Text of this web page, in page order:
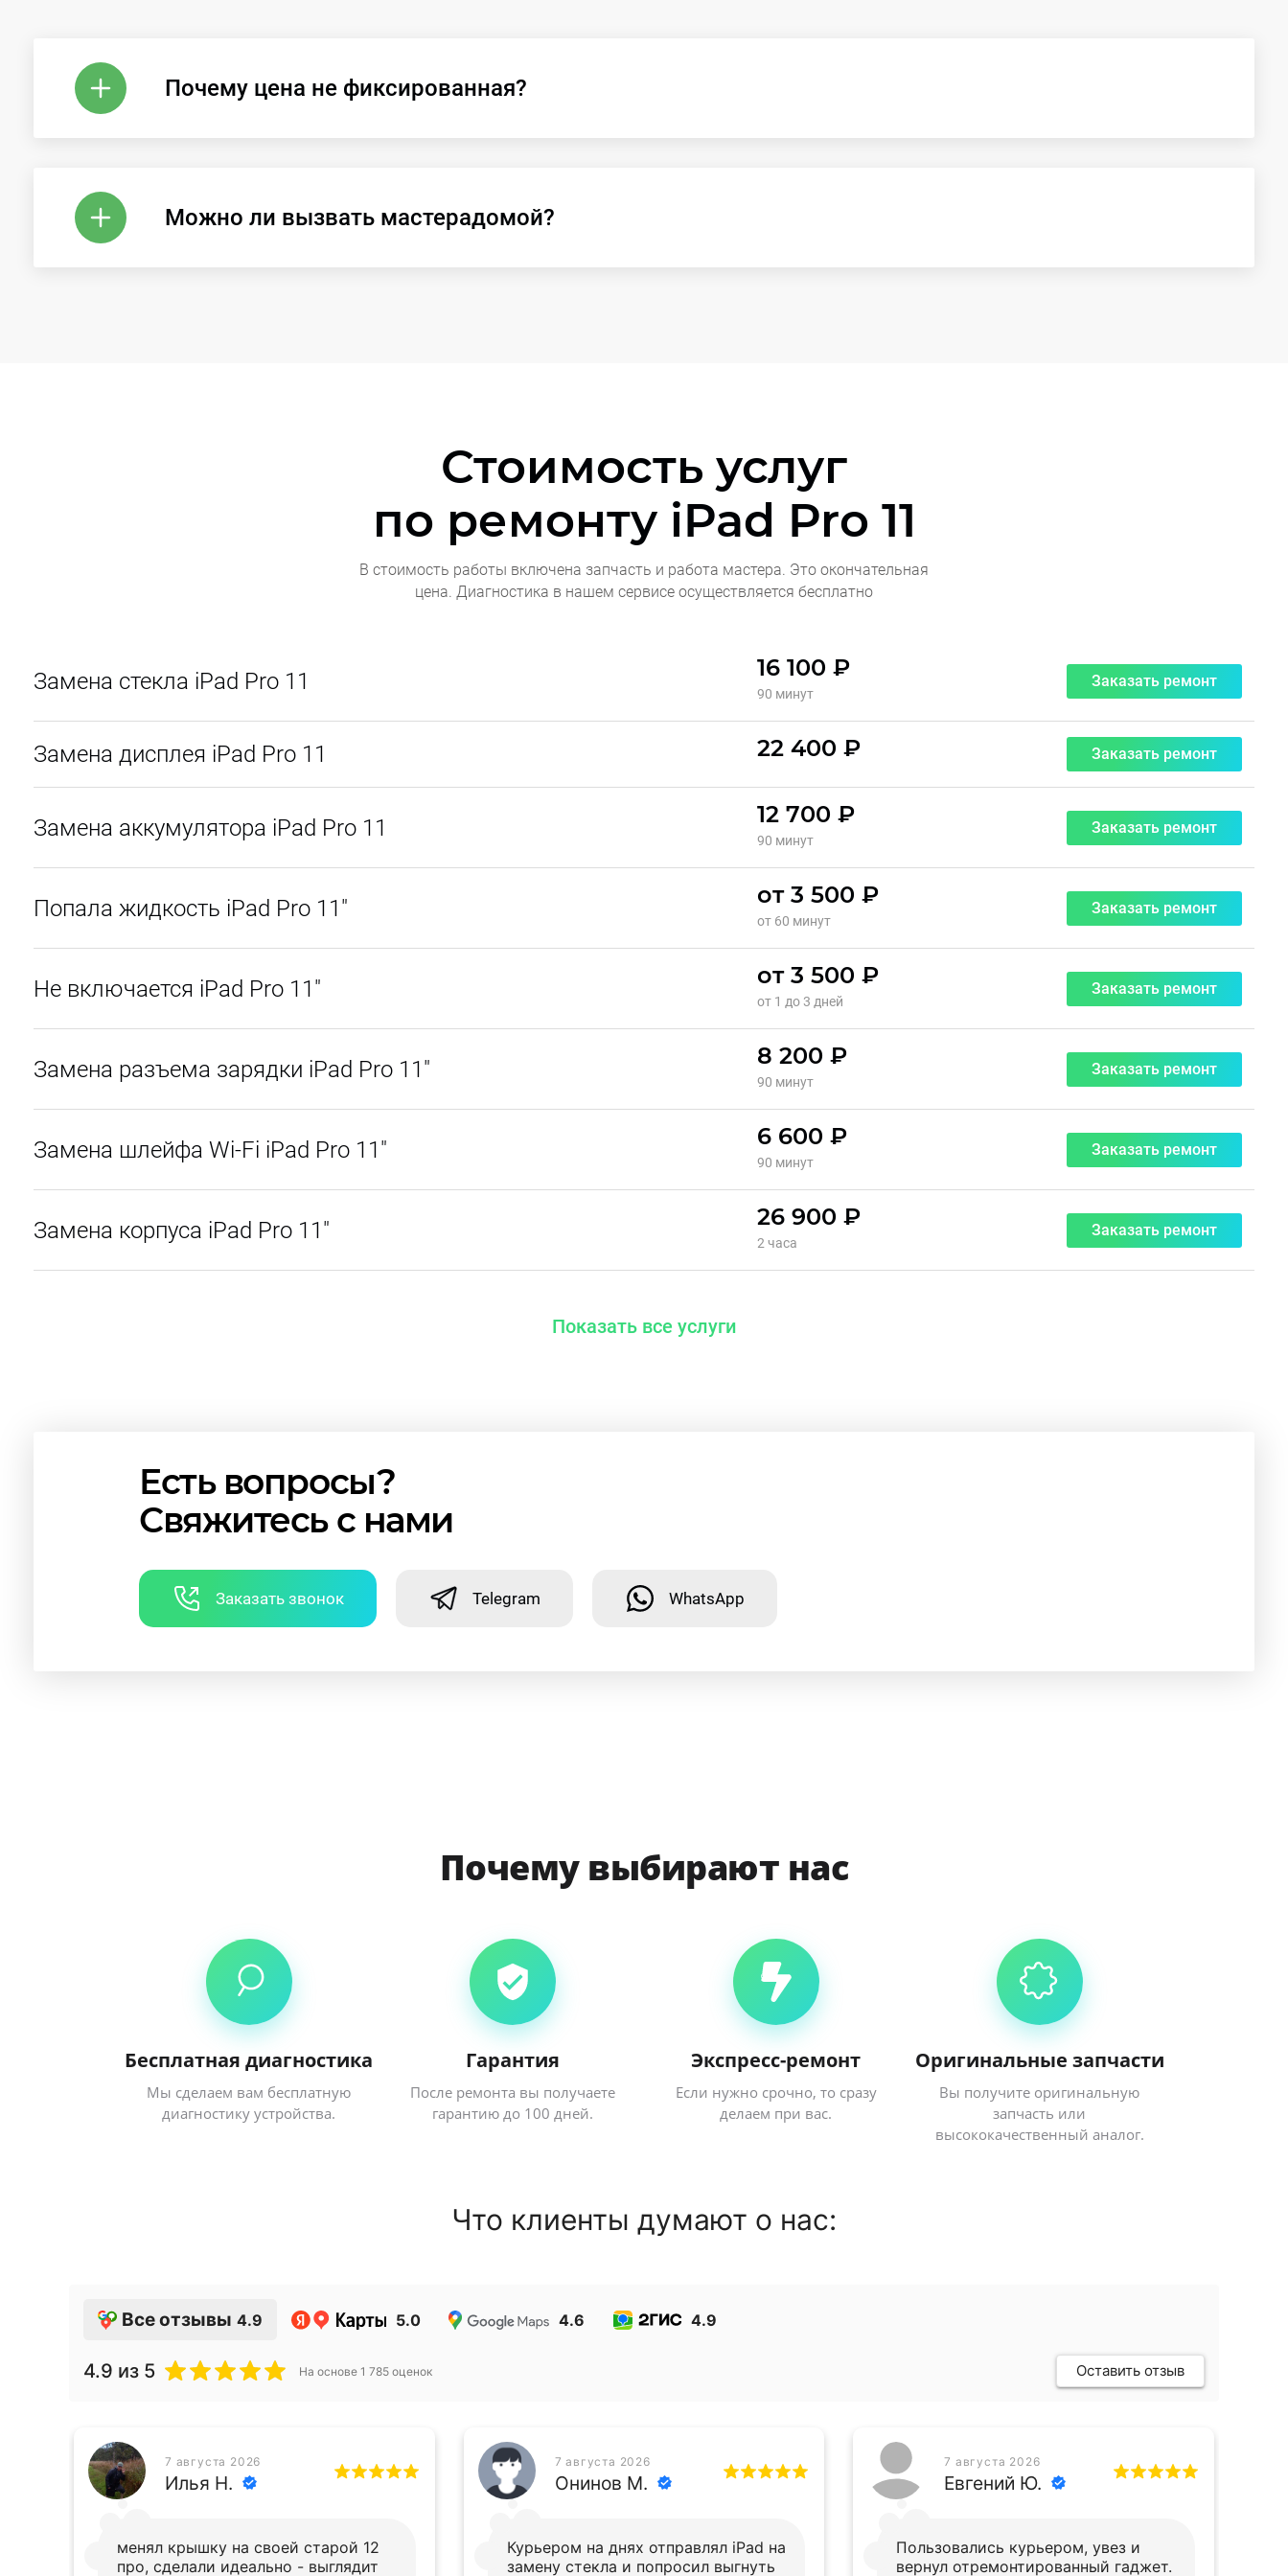
Почему цена не фиксированная?
Можно ли вызвать мастерадомой?
Стоимость услуг
по ремонту iPad Pro 11
В стоимость работы включена запчасть и работа мастера. Это окончательная
цена. Диагностика в нашем сервисе осуществляется бесплатно
Замена стекла iPad Pro 11 16 100 ₽
90 минут
Заказать ремонт
Замена дисплея iPad Pro 11 22 400 ₽ Заказать ремонт
Замена аккумулятора iPad Pro 11 12 700 ₽
90 минут
Заказать ремонт
Попала жидкость iPad Pro 11" от 3 500 ₽
от 60 минут
Заказать ремонт
Не включается iPad Pro 11" от 3 500 ₽
от 1 до 3 дней
Заказать ремонт
Замена разъема зарядки iPad Pro 11" 8 200 ₽
90 минут
Заказать ремонт
Замена шлейфа Wi-Fi iPad Pro 11" 6 600 ₽
90 минут
Заказать ремонт
Замена корпуса iPad Pro 11" 26 900 ₽
2 часа
Заказать ремонт
Показать все услуги
Есть вопросы?
Свяжитесь с нами
Заказать звонок Telegram WhatsApp
Почему выбирают нас
Бесплатная диагностика
Мы сделаем вам бесплатную
диагностику устройства.
Гарантия
После ремонта вы получаете
гарантию до 100 дней.
Экспресс-ремонт
Если нужно срочно, то сразу
делаем при вас.
Оригинальные запчасти
Вы получите оригинальную
запчасть или
высококачественный аналог.
Что клиенты думают о нас:
Все отзывы 4.9 5.0 4.6 4.9
4.9 из 5 На основе 1 785 оценок Оставить отзыв
7 августа 2026
Илья Н.
менял крышку на своей старой 12
про, сделали идеально - выглядит
7 августа 2026
Онинов М.
Курьером на днях отправлял iPad на
замену стекла и попросил выгнуть
7 августа 2026
Евгений Ю.
Пользовались курьером, увез и
вернул отремонтированный гаджет.